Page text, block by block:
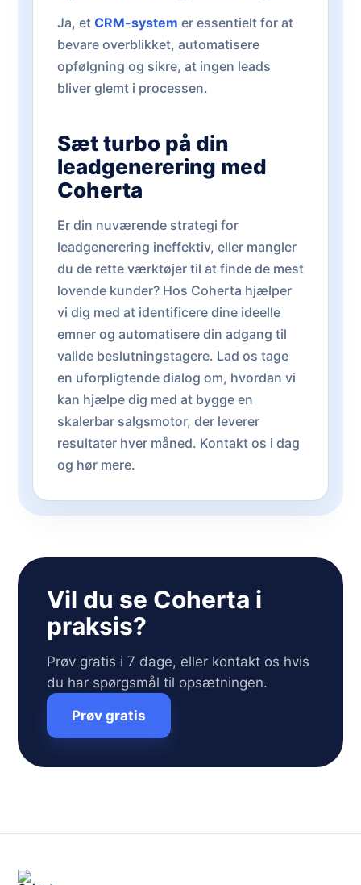
Ja, et CRM-system er essentielt for at
bevare overblikket, automatisere
opfølgning og sikre, at ingen leads
bliver glemt i processen.
Sæt turbo på din
leadgenerering med
Coherta
Er din nuværende strategi for
leadgenerering ineffektiv, eller mangler
du de rette værktøjer til at finde de mest
lovende kunder? Hos Coherta hjælper
vi dig med at identificere dine ideelle
emner og automatisere din adgang til
valide beslutningstagere. Lad os tage
en uforpligtende dialog om, hvordan vi
kan hjælpe dig med at bygge en
skalerbar salgsmotor, der leverer
resultater hver måned. Kontakt os i dag
og hør mere.
Vil du se Coherta i
praksis?
Prøv gratis i 7 dage, eller kontakt os hvis
du har spørgsmål til opsætningen.
Prøv gratis